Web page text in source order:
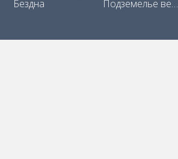
Бездна Подземелье ведьм